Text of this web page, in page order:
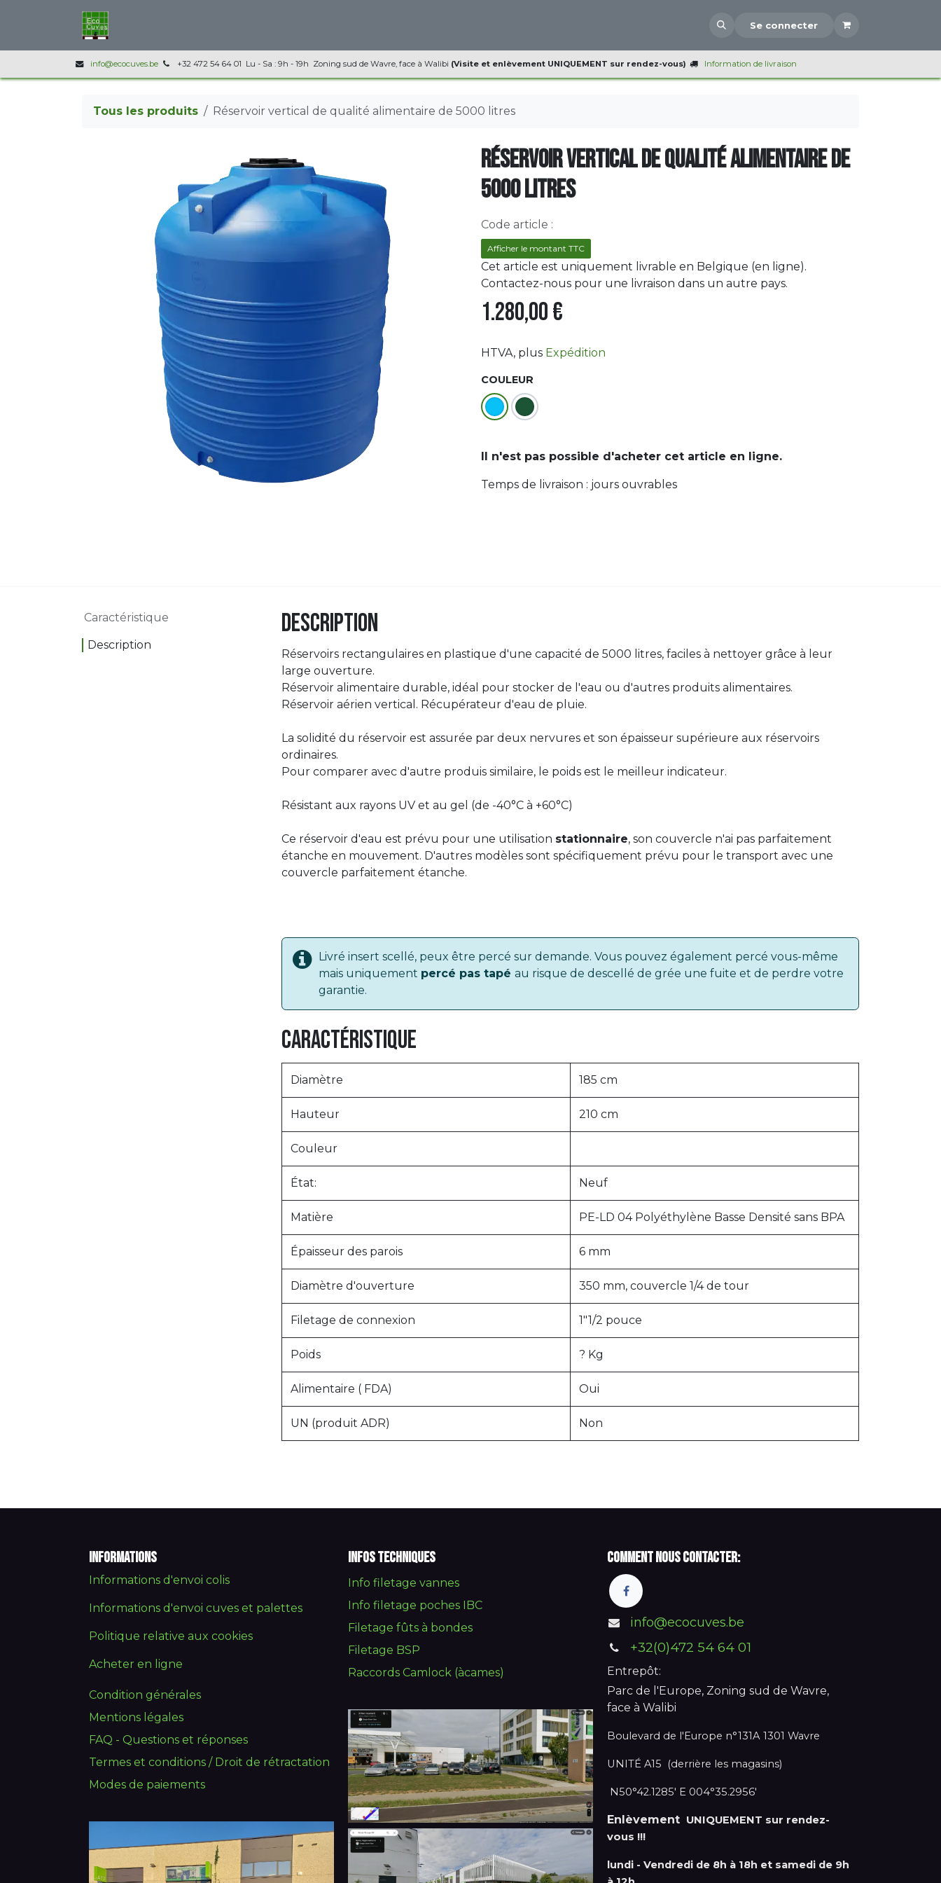
Se connecter
info@ecocuves.be +32 472 54 64 01 Lu - Sa : 9h - 19h Zoning sud de Wavre, face à Walibi (Visite et enlèvement UNIQUEMENT sur rendez-vous) Information de livraison
Tous les produits Réservoir vertical de qualité alimentaire de 5000 litres
Réservoir vertical de qualité alimentaire de
5000 litres
Code article :
Afficher le montant TTC
Cet article est uniquement livrable en Belgique (en ligne).
Contactez-nous pour une livraison dans un autre pays.
1.280,00€
HTVA, plus Expédition
COULEUR
Il n'est pas possible d'acheter cet article en ligne.
Temps de livraison : jours ouvrables
Caractéristique
Description
Description
Réservoirs rectangulaires en plastique d'une capacité de 5000 litres, faciles à nettoyer grâce à leur
large ouverture.
Réservoir alimentaire durable, idéal pour stocker de l'eau ou d'autres produits alimentaires.
Réservoir aérien vertical. Récupérateur d'eau de pluie.
La solidité du réservoir est assurée par deux nervures et son épaisseur supérieure aux réservoirs
ordinaires.
Pour comparer avec d'autre produis similaire, le poids est le meilleur indicateur.
Résistant aux rayons UV et au gel (de -40°C à +60°C)
Ce réservoir d'eau est prévu pour une utilisation stationnaire, son couvercle n'ai pas parfaitement
étanche en mouvement. D'autres modèles sont spécifiquement prévu pour le transport avec une
couvercle parfaitement étanche.
Livré insert scellé, peux être percé sur demande. Vous pouvez également percé vous-même
mais uniquement percé pas tapé au risque de descellé de grée une fuite et de perdre votre
garantie.
Caractéristique
Diamètre 185 cm
Hauteur 210 cm
Couleur
État: Neuf
Matière PE-LD 04 Polyéthylène Basse Densité sans BPA
Épaisseur des parois 6 mm
Diamètre d'ouverture 350 mm, couvercle 1/4 de tour
Filetage de connexion 1"1/2 pouce
Poids ? Kg
Alimentaire ( FDA) Oui
UN (produit ADR) Non
Infos techniques
Info filetage vannes
Info filetage poches IBC
Filetage fûts à bondes
Filetage BSP
Raccords Camlock (àcames)
Comment nous contacter:
info@ecocuves.be
+32(0)472 54 64 01
Entrepôt:
Parc de l'Europe, Zoning sud de Wavre,
face à Walibi
Boulevard de l'Europe n°131A 1301 Wavre
UNITÉ A15 (derrière les magasins)
N50°42.1285' E 004°35.2956'
Enlèvement UNIQUEMENT sur rendez-
vous !!!
lundi - Vendredi de 8h à 18h et samedi de 9h
Informations
Informations d'envoi colis
Informations d'envoi cuves et palettes
Politique relative aux cookies
Acheter en ligne
Condition générales
Mentions légales
FAQ - Questions et réponses
Termes et conditions / Droit de rétractation
Modes de paiements